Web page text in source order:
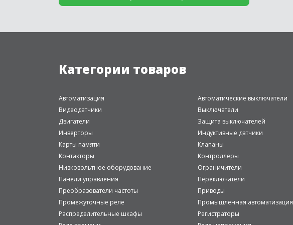
Категории товаров
Автоматизация Автоматические выключатели
Видеодатчики
Выключатели
Двигатели
Защита выключателей
Инверторы
Индуктивные датчики
Карты памяти
Клапаны
Контакторы
Контроллеры
Низковольтное оборудование
Ограничители
Панели управления
Переключатели
Преобразователи частоты
Приводы
Промежуточные реле
Промышленная автоматизация
Распределительные шкафы
Регистраторы